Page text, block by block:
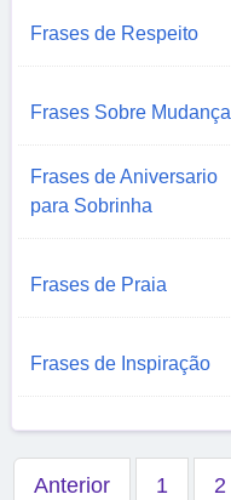
Frases de Respeito
Frases Sobre Mudança
Frases de Aniversario
para Sobrinha
Frases de Praia
Frases de Inspiração
Anterior 1 2